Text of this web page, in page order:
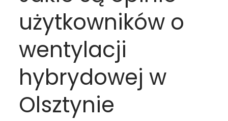
użytkowników o
wentylacji
hybrydowej w
Olsztynie